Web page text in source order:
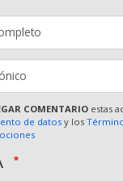
COMENTARIO estas
de datos y los